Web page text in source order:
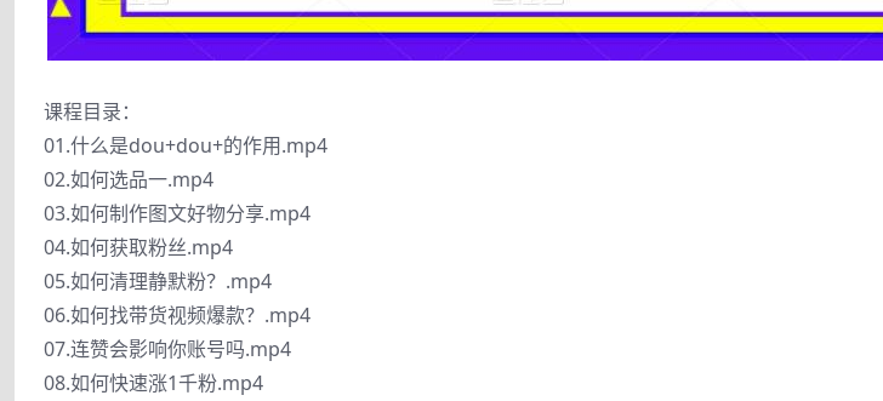
课程目录：
01.什么是dou+dou+的作用.mp4
02.如何选品一.mp4
03.如何制作图文好物分享.mp4
04.如何获取粉丝.mp4
05.如何清理静默粉？.mp4
06.如何找带货视频爆款？.mp4
07.连赞会影响你账号吗.mp4
08.如何快速涨1千粉.mp4